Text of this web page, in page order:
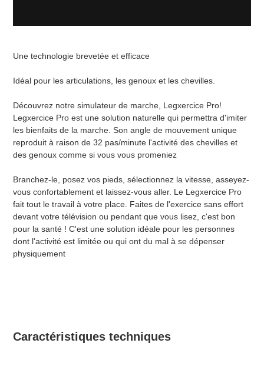
Une technologie brevetée et efficace
Idéal pour les articulations, les genoux et les chevilles.
Découvrez notre simulateur de marche, Legxercice Pro!
Legxercice Pro est une solution naturelle qui permettra d'imiter
les bienfaits de la marche. Son angle de mouvement unique
reproduit à raison de 32 pas/minute l'activité des chevilles et
des genoux comme si vous vous promeniez
Branchez-le, posez vos pieds, sélectionnez la vitesse, asseyez-
vous confortablement et laissez-vous aller. Le Legxercice Pro
fait tout le travail à votre place. Faites de l'exercice sans effort
devant votre télévision ou pendant que vous lisez, c'est bon
pour la santé ! C'est une solution idéale pour les personnes
dont l'activité est limitée ou qui ont du mal à se dépenser
physiquement
Caractéristiques techniques